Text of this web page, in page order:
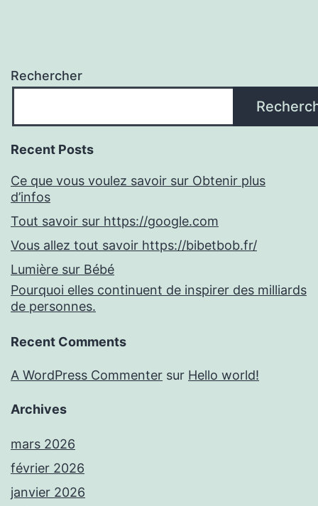
Rechercher
Recent Posts
Ce que vous voulez savoir sur Obtenir plus
d’infos
Tout savoir sur https://google.com
Vous allez tout savoir https://bibetbob.fr/
Lumière sur Bébé
Pourquoi elles continuent de inspirer des milliards
de personnes.
Recent Comments
A WordPress Commenter sur Hello world!
Archives
mars 2026
février 2026
janvier 2026